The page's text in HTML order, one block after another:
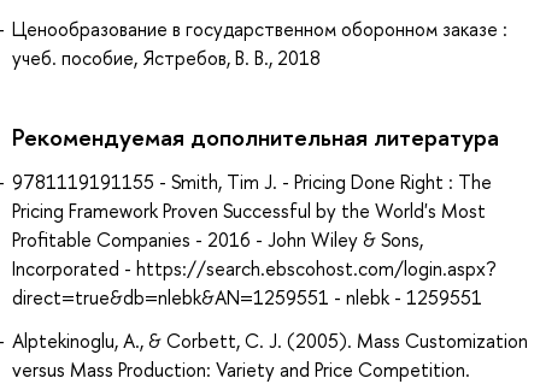
Ценообразование в государственном оборонном заказе :
учеб. пособие, Ястребов, В. В., 2018
Рекомендуемая дополнительная литература
9781119191155 - Smith, Tim J. - Pricing Done Right : The
Pricing Framework Proven Successful by the World's Most
Profitable Companies - 2016 - John Wiley & Sons,
Incorporated - https://search.ebscohost.com/login.aspx?
direct=true&db=nlebk&AN=1259551 - nlebk - 1259551
Alptekinoglu, A., & Corbett, C. J. (2005). Mass Customization
versus Mass Production: Variety and Price Competition.